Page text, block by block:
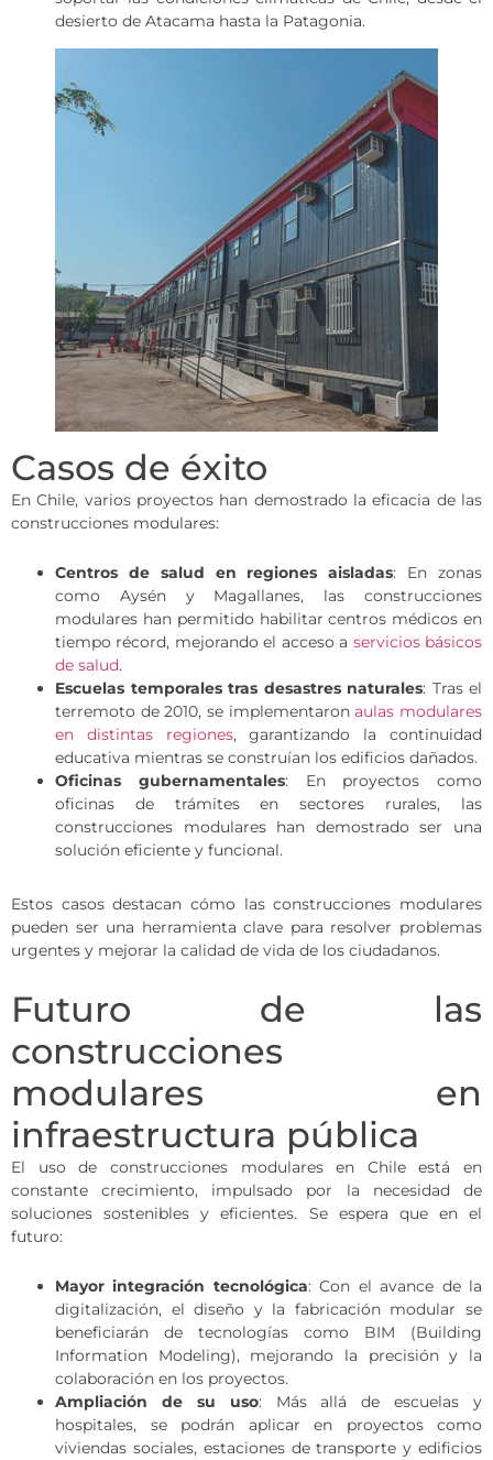
desierto de Atacama hasta la Patagonia.
Casos de éxito
En Chile, varios proyectos han demostrado la eficacia de las
construcciones modulares:
Centros de salud en regiones aisladas: En zonas
como Aysén y Magallanes, las construcciones
modulares han permitido habilitar centros médicos en
tiempo récord, mejorando el acceso a servicios básicos
de salud.
Escuelas temporales tras desastres naturales: Tras el
terremoto de 2010, se implementaronaulas modulares
en distintas regiones, garantizando la continuidad
educativa mientras se construían los edificios dañados.
Oficinas gubernamentales: En proyectos como
oficinas de trámites en sectores rurales, las
construcciones modulares han demostrado ser una
solución eficiente y funcional.
Estos casos destacan cómo las construcciones modulares
pueden ser una herramienta clave para resolver problemas
urgentes y mejorar la calidad de vida de los ciudadanos.
Futuro de las
construcciones
modulares en
infraestructura pública
El uso de construcciones modulares en Chile está en
constante crecimiento, impulsado por la necesidad de
soluciones sostenibles y eficientes. Se espera que en el
futuro:
Mayor integración tecnológica: Con el avance de la
digitalización, el diseño y la fabricación modular se
beneficiarán de tecnologías como BIM (Building
Information Modeling), mejorando la precisión y la
colaboración en los proyectos.
Ampliación de su uso: Más allá de escuelas y
hospitales, se podrán aplicar en proyectos como
viviendas sociales, estaciones de transporte y edificios